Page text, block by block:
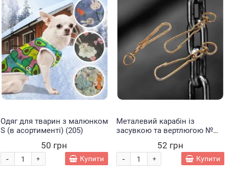
Одяг для тварин з малюнком
S (в асортименті) (205)
50 грн
+
- Купити
Металевий карабін із
засувкою та вертлюгою №
52 грн
+
- Купити